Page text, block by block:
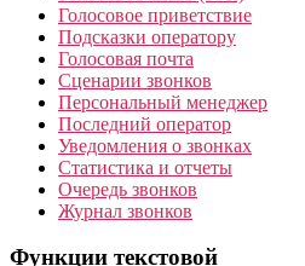
Голосовое приветствие
Подсказки оператору
Голосовая почта
Сценарии звонков
Персональный менеджер
Последний оператор
Уведомления о звонках
Статистика и отчеты
Очередь звонков
Журнал звонков
Функции текстовой